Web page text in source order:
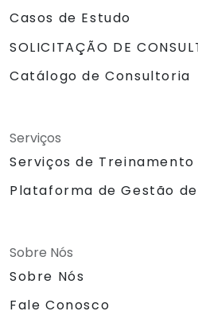
Casos de Estudo
SOLICITAÇÃO DE
Catálogo de Consultoria
Serviços
Serviços de
Plataforma de Gestão
Sobre Nós
Sobre Nós
Fale Conosco